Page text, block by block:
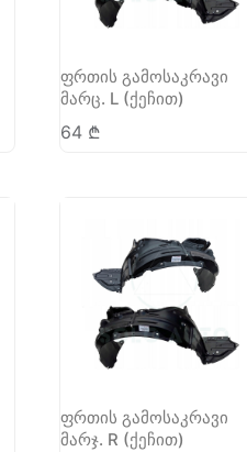
ფრთის გამოსაკრავი
მარც. L (ქეჩით)
64 ₾
ფრთის გამოსაკრავი
მარჯ. R (ქეჩით)